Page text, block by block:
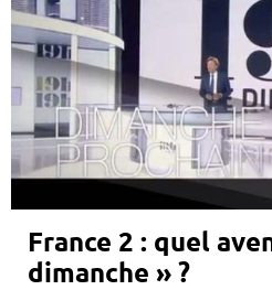
France 2 : quel
dimanche » ?